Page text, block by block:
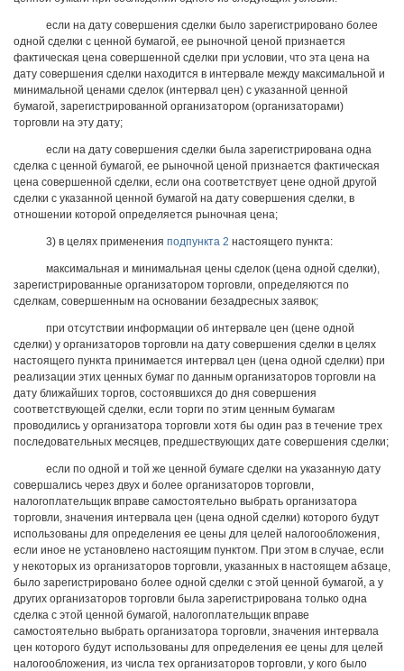
если на дату совершения сделки было зарегистрировано более
одной сделки с ценной бумагой, ее рыночной ценой признается
фактическая цена совершенной сделки при условии, что эта цена на
дату совершения сделки находится в интервале между максимальной и
минимальной ценами сделок (интервал цен) с указанной ценной
бумагой, зарегистрированной организатором (организаторами)
торговли на эту дату;
если на дату совершения сделки была зарегистрирована одна
сделка с ценной бумагой, ее рыночной ценой признается фактическая
цена совершенной сделки, если она соответствует цене одной другой
сделки с указанной ценной бумагой на дату совершения сделки, в
отношении которой определяется рыночная цена;
3) в целях применения подпункта 2 настоящего пункта:
максимальная и минимальная цены сделок (цена одной сделки),
зарегистрированные организатором торговли, определяются по
сделкам, совершенным на основании безадресных заявок;
при отсутствии информации об интервале цен (цене одной
сделки) у организаторов торговли на дату совершения сделки в целях
настоящего пункта принимается интервал цен (цена одной сделки) при
реализации этих ценных бумаг по данным организаторов торговли на
дату ближайших торгов, состоявшихся до дня совершения
соответствующей сделки, если торги по этим ценным бумагам
проводились у организатора торговли хотя бы один раз в течение трех
последовательных месяцев, предшествующих дате совершения сделки;
если по одной и той же ценной бумаге сделки на указанную дату
совершались через двух и более организаторов торговли,
налогоплательщик вправе самостоятельно выбрать организатора
торговли, значения интервала цен (цена одной сделки) которого будут
использованы для определения ее цены для целей налогообложения,
если иное не установлено настоящим пунктом. При этом в случае, если
у некоторых из организаторов торговли, указанных в настоящем абзаце,
было зарегистрировано более одной сделки с этой ценной бумагой, а у
других организаторов торговли была зарегистрирована только одна
сделка с этой ценной бумагой, налогоплательщик вправе
самостоятельно выбрать организатора торговли, значения интервала
цен которого будут использованы для определения ее цены для целей
налогообложения, из числа тех организаторов торговли, у кого было